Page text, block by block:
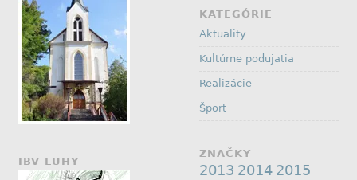
IBV LUHY
KATEGÓRIE
Aktuality
Kultúrne podujatia
Realizácie
Šport
ZNAČKY
2013 2014 2015